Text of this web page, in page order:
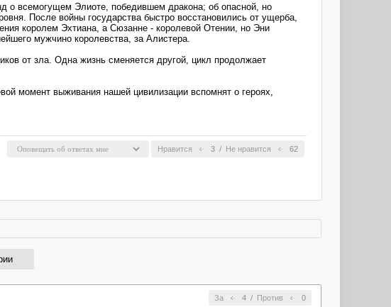
о всемогущем Элиоте, победившем дракона; об опасной, но
После войны государства быстро восстановились от ущерба,
королем Эхтиана, а Сюзанне - королевой Отении, но Эни
мужчино королевства, за Алистера.
от зла. Одна жизнь сменяется другой, цикл продолжает
момент выживания нашей цивилизации вспомнят о героях,
Нравится 3 / Не нравится 62
За 4/ Против 0